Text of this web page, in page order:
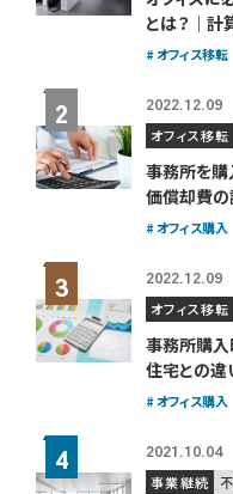
とは？｜計
オフィス移転
2022.12.09
オフィス移転
事務所を
価償却費
オフィス購入
2022.12.09
オフィス移転
事務所購入
住宅との
オフィス購入
2021.10.04
事業継続